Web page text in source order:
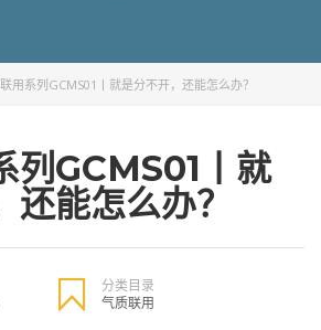
用系列GCMS01丨就是分不开，还能怎么办？
列GCMS01丨就
还能怎么办？
分类目录
气质联用